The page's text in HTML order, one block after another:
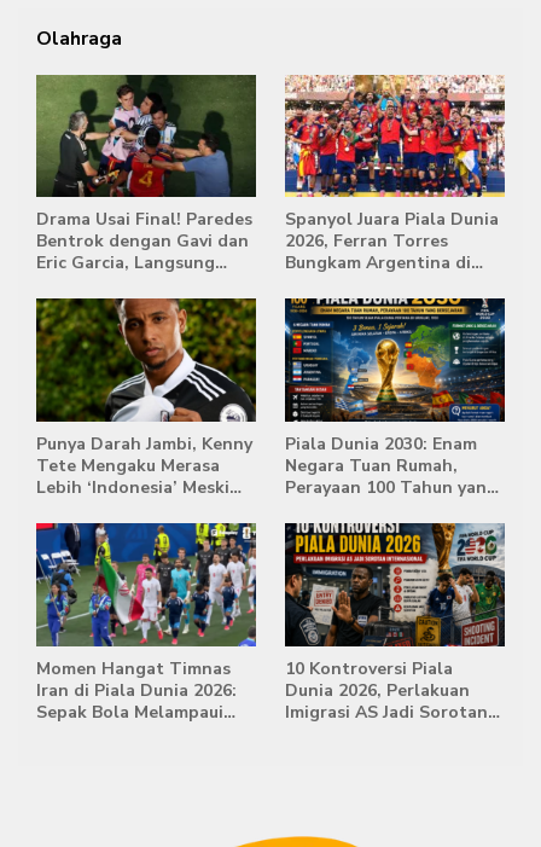
Olahraga
Drama Usai Final! Paredes
Bentrok dengan Gavi dan
Eric Garcia, Langsung
Spanyol Juara Piala Dunia
2026, Ferran Torres
Bungkam Argentina di
Punya Darah Jambi, Kenny
Tete Mengaku Merasa
Lebih ‘Indonesia’ Meski
Piala Dunia 2030: Enam
Negara Tuan Rumah,
Perayaan 100 Tahun yang
Momen Hangat Timnas
Iran di Piala Dunia 2026:
Sepak Bola Melampaui
10 Kontroversi Piala
Dunia 2026, Perlakuan
Imigrasi AS Jadi Sorotan